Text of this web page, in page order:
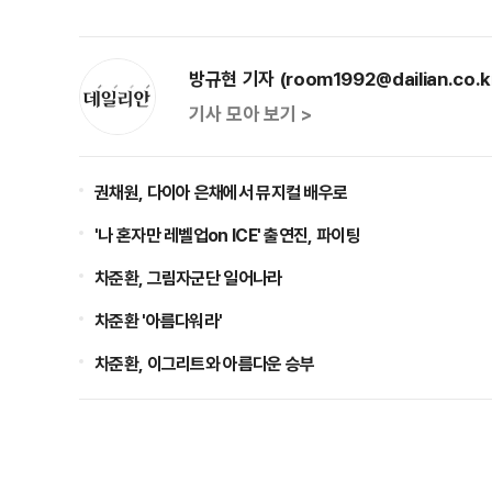
방규현 기자
기사 모아 보기 >
권채원, 다이아 은채에서 뮤지컬 배우로
'나 혼자만 레벨업on ICE' 출연진, 파이팅
차준환, 그림자군단 일어나라
차준환 '아름다워라'
차준환, 이그리트와 아름다운 승부